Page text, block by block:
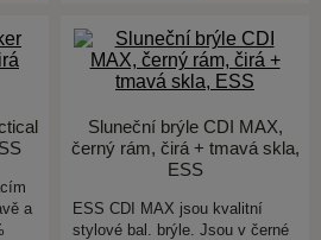
a
Sluneční brýle CDI MAX,
černý rám, čirá + tmavá skla,
ESS
ESS CDI MAX jsou kvalitní
stylové bal. brýle. Jsou v černé